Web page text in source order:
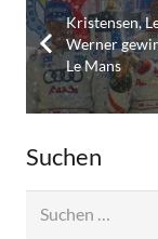
Kristensen,
Werner
Le Mans
Suchen